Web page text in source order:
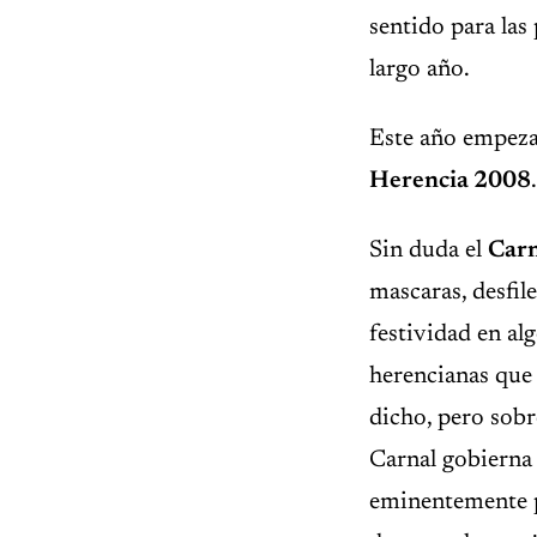
sentido para las
largo año.
Este año
Herencia 2008.
Sin duda el
mascaras,
festividad en
herencianas
dicho, pero
Carnal
eminentemente